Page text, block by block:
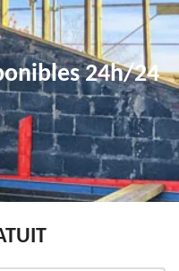
24h/24